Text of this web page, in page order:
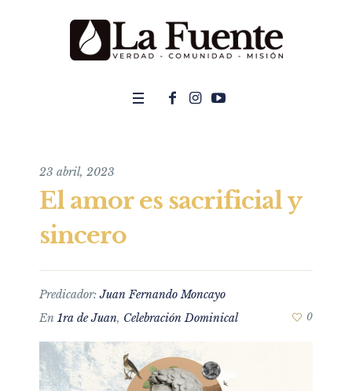
23 abril, 2023
El amor es sacrificial y
sincero
Predicador:Juan Fernando Moncayo
En 1ra de Juan, Celebración Dominical 0